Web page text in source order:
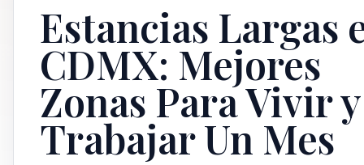
Estancias Largas
CDMX: Mejores
Zonas Para Vivir y
Trabajar Un Mes